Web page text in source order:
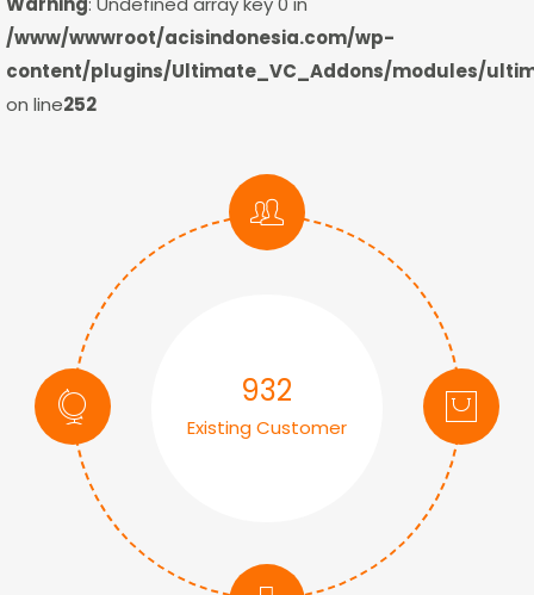
/www/wwwroot/acisindonesia.com/wp-
content/plugins/Ultimate_VC_Addons/modules/
on line252
932
Existing Customer